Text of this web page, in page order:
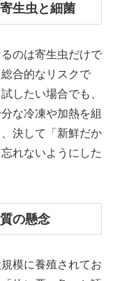
生虫と細菌
のは寄生虫だけで
合的なリスクで
したい場合でも、
な冷凍や加熱を組
決して「新鮮だか
れないようにした
の懸念
模に養殖されてお